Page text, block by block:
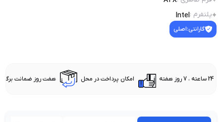
پلتفرم :
Intel
گارانتی:اصلی
24 ساعته ، 7 روز هفته امکان پرداخت در محل هفت روز ضمانت